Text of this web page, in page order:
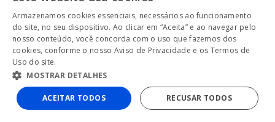
PORTUGUESE
ENGLISH
Armazenamos cookies essenciais, necessários ao funcionamento
do site, no seu dispositivo. Ao clicar em “Aceita” e ao navegar pelo
nosso conteúdo, você concorda com o uso que fazemos dos
cookies, conforme o nosso Aviso de Privacidade e os Termos de
Uso do site.
MOSTRAR DETALHES
ACEITAR TODOS RECUSAR TODOS